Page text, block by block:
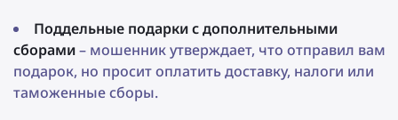
Поддельные подарки с дополнительными
сборами– мошенник утверждает, что отправил вам
подарок, но просит оплатить доставку, налоги или
таможенные сборы.